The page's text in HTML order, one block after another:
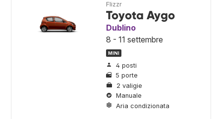
Flizzr
Toyota Aygo
Dublino
8 - 11 settembre
MINI
4 posti
5 porte
2 valigie
Manuale
Aria condizionata